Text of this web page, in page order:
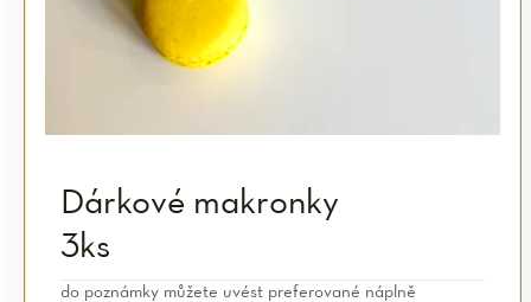
u
Dárkové makronky
3ks
do poznámky můžete uvést preferované náplně